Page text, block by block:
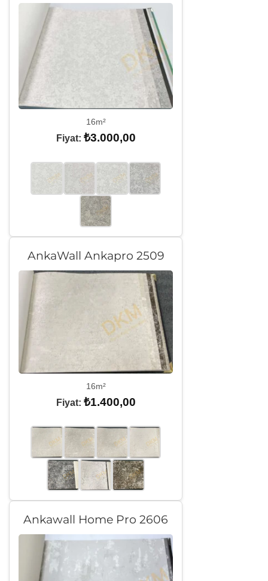
16m²
Fiyat: ₺3.000,00
AnkaWall Ankapro 2509
16m²
Fiyat: ₺1.400,00
Ankawall Home Pro 2606